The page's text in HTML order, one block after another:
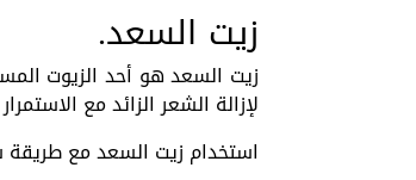
زيت السعد.
زيت السعد هو أحد الزيوت
لإزالة الشعر الزائد مع
استخدام زيت السعد مع